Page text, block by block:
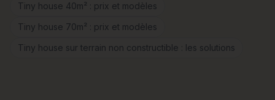
Tiny house 40m² : prix et modèles
Tiny house 70m² : prix et modèles
Tiny house sur terrain non constructible : les solutions